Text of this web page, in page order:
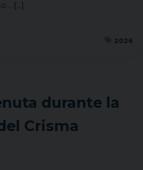
[...]
2026
durante la
Crisma